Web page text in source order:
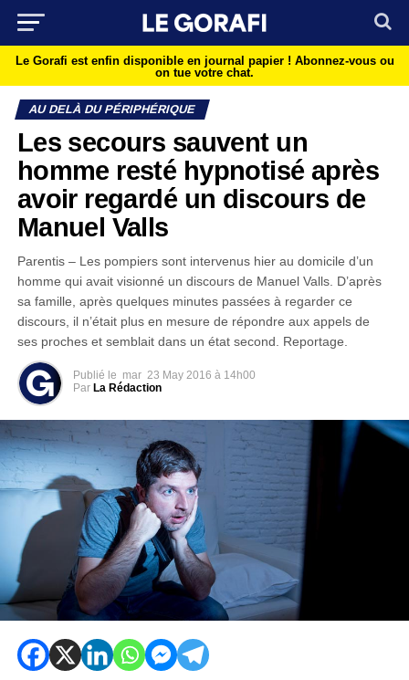
Le Gorafi est enfin disponible en journal papier ! Abonnez-vous ou
on tue votre chat.
AU DELÀ DU PÉRIPHÉRIQUE
Les secours sauvent un
homme resté hypnotisé après
avoir regardé un discours de
Manuel Valls
Parentis – Les pompiers sont intervenus hier au domicile d’un
homme qui avait visionné un discours de Manuel Valls. D’après
sa famille, après quelques minutes passées à regarder ce
discours, il n’était plus en mesure de répondre aux appels de
ses proches et semblait dans un état second. Reportage.
Publié le mar 23 May 2016 à 14h00
Par La Rédaction